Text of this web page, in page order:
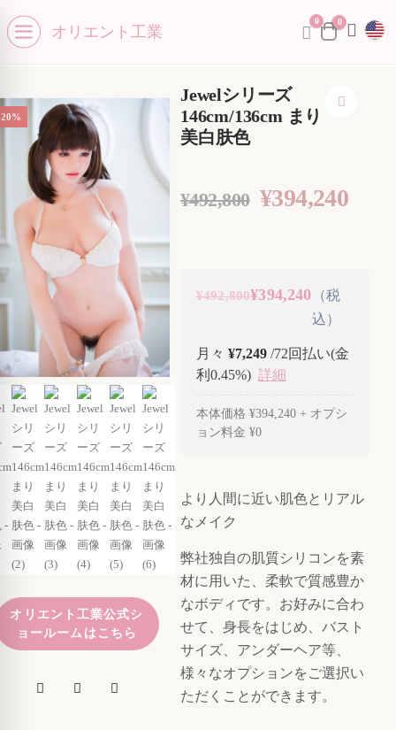
Open menuオリエント工業
0 0
menu
オリエント工業公式シ
ョールームはこちら
Jewelシリーズ
146cm/136cm まり
美白肤色
¥492,800 ¥394,240
¥492,800¥394,240 （税
込）
月々 ¥7,249 /72回払い(金
利0.45%) 詳細
本体価格 ¥394,240 + オプシ
ョン料金 ¥0
より人間に近い肌色とリアル
なメイク
弊社独自の肌質シリコンを素
材に用いた、柔軟で質感豊か
なボディです。お好みに合わ
せて、身長をはじめ、バスト
サイズ、アンダーヘア等、
様々なオプションをご選択い
ただくことができます。